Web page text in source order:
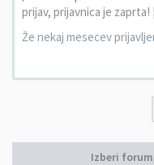
prijav, prijavnica je zaprta! ¦
Že nekaj mesecev
Izberi